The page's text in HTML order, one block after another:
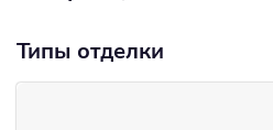
Типы отделки